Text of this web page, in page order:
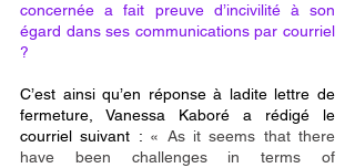
concernée a fait preuve d’incivilité à son
égard dans ses communications par courriel
?
C’est ainsi qu’en réponse à ladite lettre de
fermeture, Vanessa Kaboré a rédigé le
courriel suivant : « As it seems that there
have been challenges in terms of